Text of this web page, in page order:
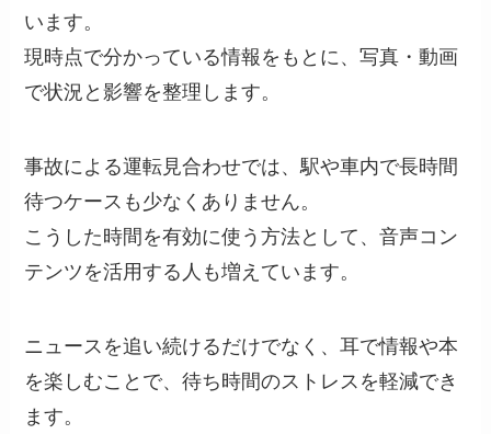
います。
現時点で分かっている情報をもとに、写真・動画
で状況と影響を整理します。
事故による運転見合わせでは、駅や車内で長時間
待つケースも少なくありません。
こうした時間を有効に使う方法として、音声コン
テンツを活用する人も増えています。
ニュースを追い続けるだけでなく、耳で情報や本
を楽しむことで、待ち時間のストレスを軽減でき
ます。